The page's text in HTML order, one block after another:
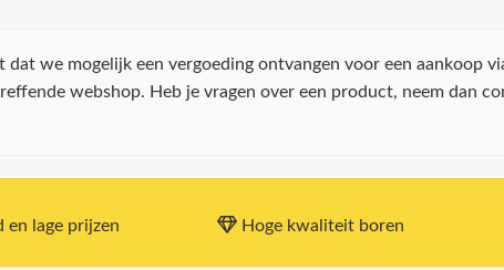
we mogelijk een vergoeding ontvangen voor een aankoop
webshop. Heb je vragen over een product, neem dan
en lage prijzen Hoge kwaliteit boren